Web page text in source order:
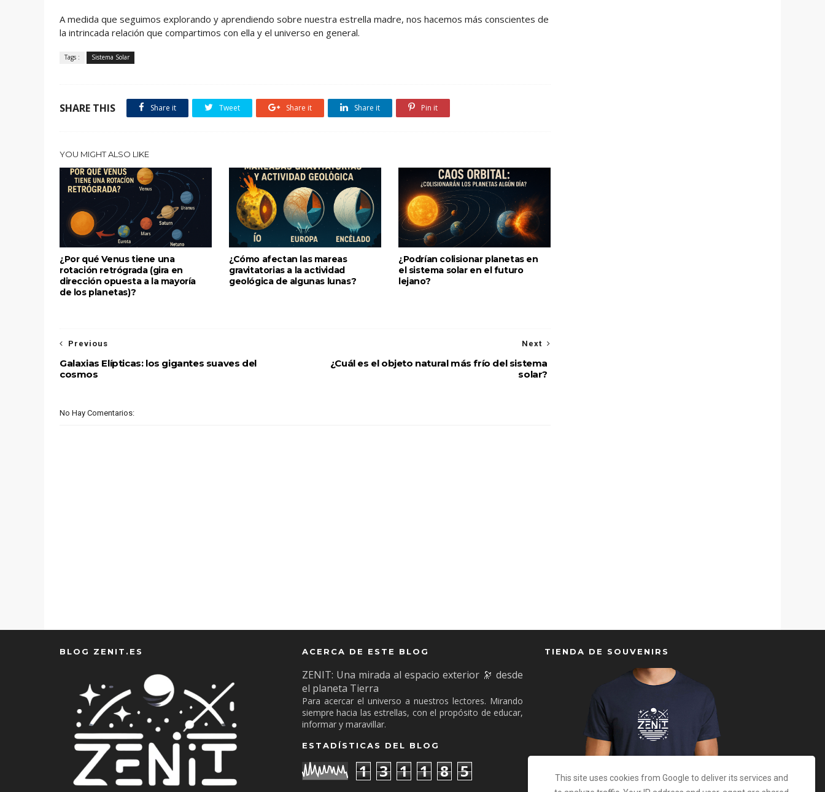
A medida que seguimos explorando y aprendiendo sobre nuestra estrella madre, nos hacemos más conscientes de
la intrincada relación que compartimos con ella y el universo en general.
Tags : Sistema Solar
SHARE THIS Share it Tweet Share it Share it Pin it
YOU MIGHT ALSO LIKE
¿Por qué Venus tiene una
rotación retrógrada (gira en
dirección opuesta a la mayoría
de los planetas)?
¿Cómo afectan las mareas
gravitatorias a la actividad
geológica de algunas lunas?
¿Podrían colisionar planetas en
el sistema solar en el futuro
lejano?
Next
¿Cuál es el objeto natural más frío del sistema
solar?
Previous
Galaxias Elípticas: los gigantes suaves del
cosmos
No Hay Comentarios:
BLOG ZENIT.ES ACERCA DE ESTE BLOG
ZENIT: Una mirada al espacio exterior 🔭 desde
el planeta Tierra
Para acercar el universo a nuestros lectores. Mirando
siempre hacia las estrellas, con el propósito de educar,
informar y maravillar.
ESTADÍSTICAS DEL BLOG
1 3 1 1 8 5
TIENDA DE SOUVENIRS
This site uses cookies from Google to deliver its services and